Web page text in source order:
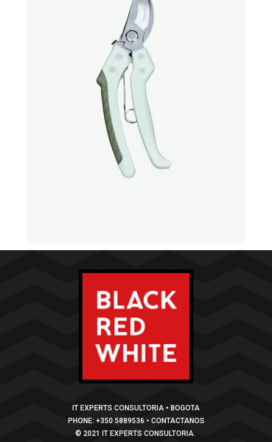
IT EXPERTS CONSULTORIA • BOGOTA
PHONE: +350 5889536 • CONTACTANOS
© 2021 IT EXPERTS CONSULTORIA.